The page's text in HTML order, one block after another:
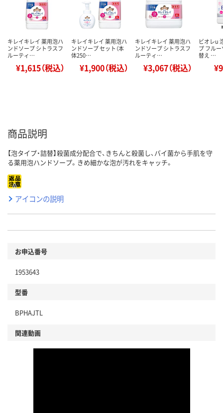
キレイキレイ 薬用泡ハ
ンドソープ シトラスフ
ルーティ…
¥1,615（税込）
キレイキレイ 薬用泡ハ
ンドソープ セット（本
体250…
¥1,900（税込）
キレイキレイ 薬用泡ハ
ンドソープ シトラスフ
ルーティ…
¥3,067（税込）
ビオレu
プ フル
替え …
商品説明
【泡タイプ・詰替】殺菌成分配合で、きちんと殺菌し、バイ菌から手肌を守
る薬用泡ハンドソープ。きめ細かな泡が汚れをキャッチ。
アイコンの説明
お申込番号
1953643
型番
BPHAJTL
関連動画